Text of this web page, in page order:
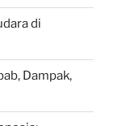
di
Dampak,